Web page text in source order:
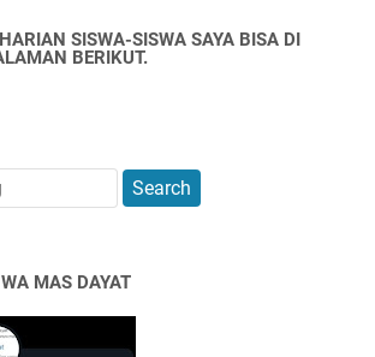
SISWA-SISWA SAYA BISA DI
BERIKUT.
MAS DAYAT